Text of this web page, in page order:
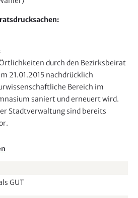
durch den Bezirksbeirat
21.01.2015 nachdrücklich
Bereich im
saniert und erneuert wird.
Stadtverwaltung sind bereits
GUT